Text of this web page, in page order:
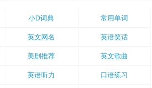
小D词典 常用单词
英文网名 英语笑话
美剧推荐 英文歌曲
英语听力 口语练习